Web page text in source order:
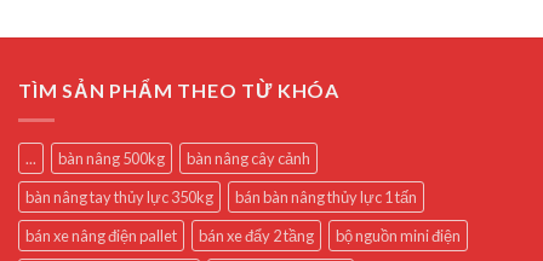
TÌM SẢN PHẨM THEO TỪ KHÓA
... bàn nâng 500kg
bàn nâng cây cảnh
bàn nâng tay thủy lực 350kg
bán bàn nâng thủy lực 1 tấn
bán xe nâng điện pallet
bán xe đẩy 2 tầng
bộ nguồn mini điện